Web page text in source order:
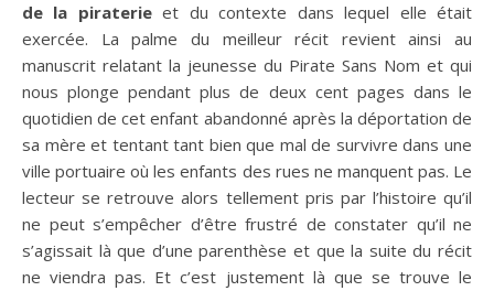
de la piraterieet du contexte dans lequel elle était
exercée. La palme du meilleur récit revient ainsi au
manuscrit relatant la jeunesse du Pirate Sans Nom et qui
nous plonge pendant plus de deux cent pages dans le
quotidien de cet enfant abandonné après la déportation de
sa mère et tentant tant bien que mal de survivre dans une
ville portuaire où les enfants des rues ne manquent pas. Le
lecteur se retrouve alors tellement pris par l’histoire qu’il
ne peut s’empêcher d’être frustré de constater qu’il ne
s’agissait là que d’une parenthèse et que la suite du récit
ne viendra pas. Et c’est justement là que se trouve le